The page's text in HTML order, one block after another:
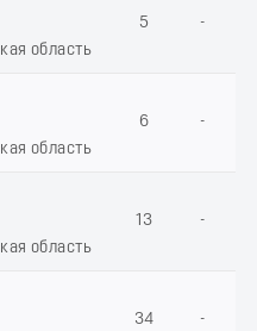
область
5 -
область
6 -
область
13 -
34 -